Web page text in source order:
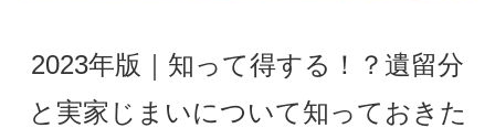
2023年版｜知って得する！？遺留分
と実家じまいについて知っておきた